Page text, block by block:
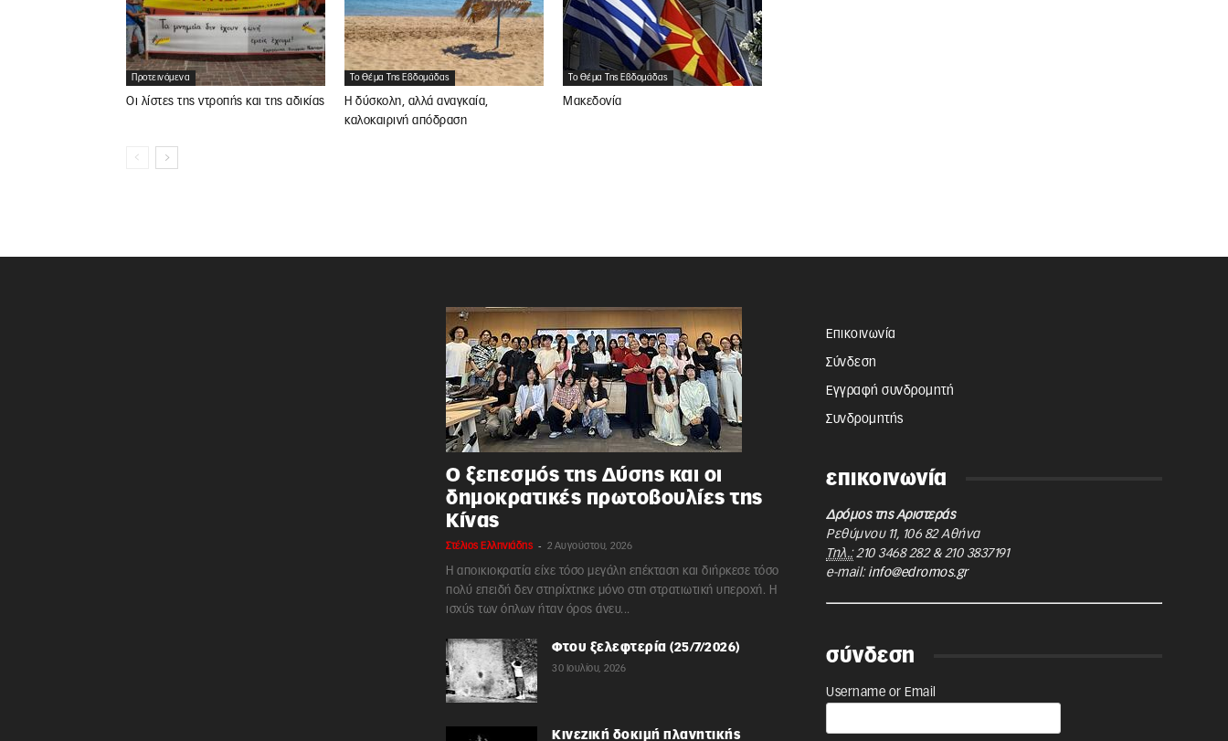
Προτεινόμενα
Οι λίστες της ντροπής και της αδικίας
Το Θέμα Της Εβδομάδας
Η δύσκολη, αλλά αναγκαία,
καλοκαιρινή απόδραση
Το Θέμα Της Εβδομάδας
Μακεδονία
Ο ξεπεσμός της Δύσης και οι
δημοκρατικές πρωτοβουλίες της
Κίνας
Στέλιος Ελληνιάδης - 2 Αυγούστου, 2026
Η αποικιοκρατία είχε τόσο μεγάλη επέκταση και διήρκεσε τόσο
πολύ επειδή δεν στηρίχτηκε μόνο στη στρατιωτική υπεροχή. Η
ισχύς των όπλων ήταν όρος άνευ...
Φτου ξελεφτερία (25/7/2026)
30 Ιουλίου, 2026
Κινεζική δοκιμή πλανητικής
Επικοινωνία
Σύνδεση
Εγγραφή συνδρομητή
Συνδρομητής
επικοινωνία
Δρόμος της Αριστεράς
Ρεθύμνου 11, 106 82 Αθήνα
Τηλ.: 210 3468 282& 210 3837191
e-mail: info@edromos.gr
σύνδεση
Username or Email